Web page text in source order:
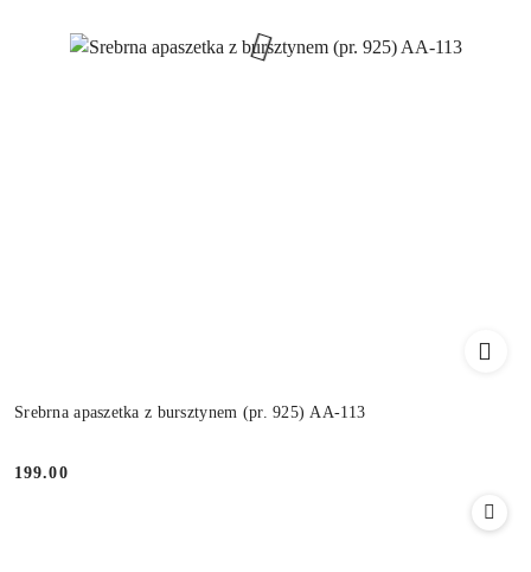
Srebrna apaszetka z bursztynem (pr. 925) AA-113
Cena:
199.00